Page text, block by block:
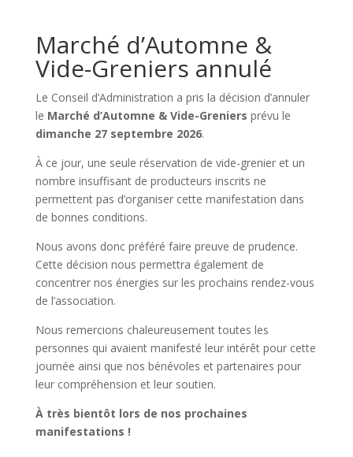
Marché d’Automne &
Vide-Greniers annulé
Le Conseil d’Administration a pris la décision d’annuler
le Marché d’Automne & Vide-Greniers prévu le
dimanche 27 septembre 2026.
À ce jour, une seule réservation de vide-grenier et un
nombre insuffisant de producteurs inscrits ne
permettent pas d’organiser cette manifestation dans
de bonnes conditions.
Nous avons donc préféré faire preuve de prudence.
Cette décision nous permettra également de
concentrer nos énergies sur les prochains rendez-vous
de l’association.
Nous remercions chaleureusement toutes les
personnes qui avaient manifesté leur intérêt pour cette
journée ainsi que nos bénévoles et partenaires pour
leur compréhension et leur soutien.
À très bientôt lors de nos prochaines
manifestations !